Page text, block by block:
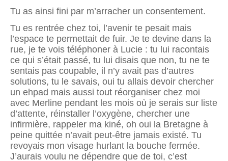
Tu as ainsi fini par m’arracher un consentement.
Tu es rentrée chez toi, l’avenir te pesait mais
l’espace te permettait de fuir. Je te devine dans la
rue, je te vois téléphoner à Lucie : tu lui racontais
ce qui s’était passé, tu lui disais que non, tu ne te
sentais pas coupable, il n’y avait pas d’autres
solutions, tu le savais, oui tu allais devoir chercher
un ehpad mais aussi tout réorganiser chez moi
avec Merline pendant les mois où je serais sur liste
d’attente, réinstaller l’oxygène, chercher une
infirmière, rappeler ma kiné, oh oui la Bretagne à
peine quittée n’avait peut-être jamais existé. Tu
revoyais mon visage hurlant la bouche fermée.
J’aurais voulu ne dépendre que de toi, c’est